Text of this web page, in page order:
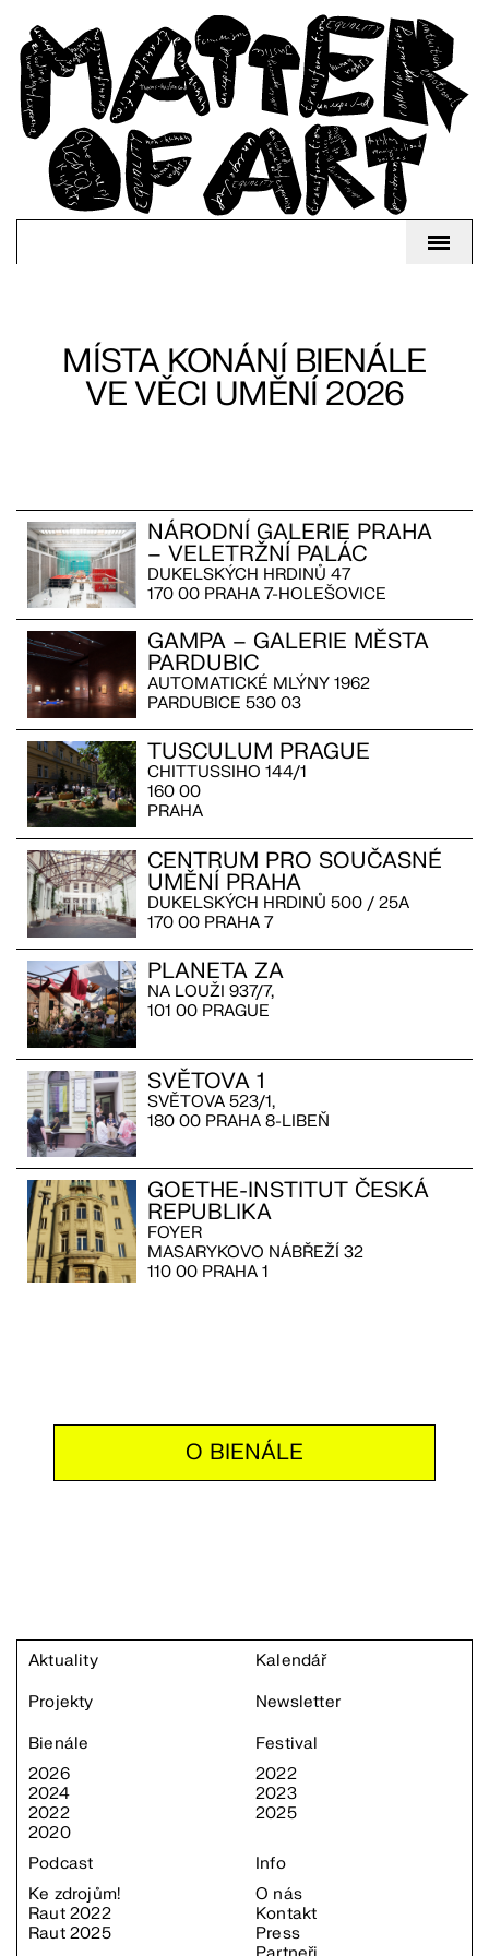
MÍSTA KONÁNÍ BIENÁLE
VE VĚCI UMĚNÍ 2026
NÁRODNÍ GALERIE PRAHA
– VELETRŽNÍ PALÁC
DUKELSKÝCH HRDINŮ 47
170 00 PRAHA 7-HOLEŠOVICE
GAMPA – GALERIE MĚSTA
PARDUBIC
AUTOMATICKÉ MLÝNY 1962
PARDUBICE 530 03
TUSCULUM PRAGUE
CHITTUSSIHO 144/1
160 00
PRAHA
CENTRUM PRO SOUČASNÉ
UMĚNÍ PRAHA
DUKELSKÝCH HRDINŮ 500 / 25A
170 00 PRAHA 7
PLANETA ZA
NA LOUŽI 937/7,
101 00 PRAGUE
SVĚTOVA 1
SVĚTOVA 523/1,
180 00 PRAHA 8-LIBEŇ
GOETHE-INSTITUT ČESKÁ
REPUBLIKA
FOYER
MASARYKOVO NÁBŘEŽÍ 32
110 00 PRAHA 1
O BIENÁLE
Aktuality
Kalendář
Projekty
Newsletter
Bienále
2026
2024
2022
2020
Festival
2022
2023
2025
Podcast
Ke zdrojům!
Raut 2022
Raut 2025
Info
O nás
Kontakt
Press